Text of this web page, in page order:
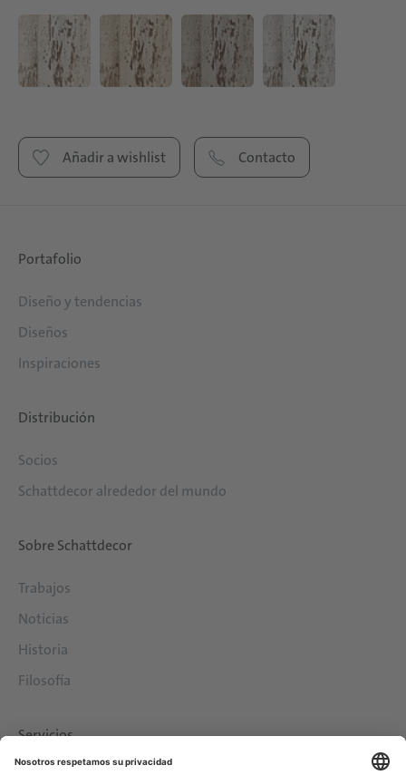
Añadir a wishlist Contacto
Portafolio
Diseño y tendencias
Diseños
Inspiraciones
Distribución
Socios
Schattdecor alrededor del mundo
Sobre Schattdecor
Trabajos
Noticias
Historia
Filosofía
Servicios